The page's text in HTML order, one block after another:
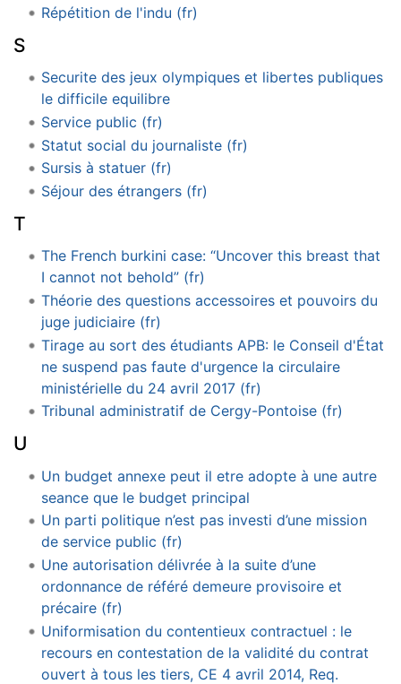
Répétition de l'indu (fr)
S
Securite des jeux olympiques et libertes publiques
le difficile equilibre
Service public (fr)
Statut social du journaliste (fr)
Sursis à statuer (fr)
Séjour des étrangers (fr)
T
The French burkini case: “Uncover this breast that
I cannot not behold” (fr)
Théorie des questions accessoires et pouvoirs du
juge judiciaire (fr)
Tirage au sort des étudiants APB: le Conseil d'État
ne suspend pas faute d'urgence la circulaire
ministérielle du 24 avril 2017 (fr)
Tribunal administratif de Cergy-Pontoise (fr)
U
Un budget annexe peut il etre adopte à une autre
seance que le budget principal
Un parti politique n’est pas investi d’une mission
de service public (fr)
Une autorisation délivrée à la suite d’une
ordonnance de référé demeure provisoire et
précaire (fr)
Uniformisation du contentieux contractuel : le
recours en contestation de la validité du contrat
ouvert à tous les tiers, CE 4 avril 2014, Req.